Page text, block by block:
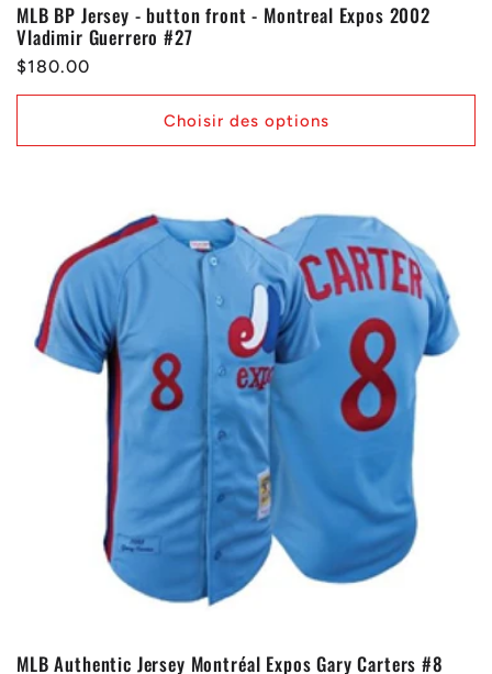
MLB BP Jersey - button front - Montreal Expos 2002
Vladimir Guerrero #27
Prix
habituel
$180.00
Choisir des options
MLB Authentic Jersey Montréal Expos Gary Carters #8